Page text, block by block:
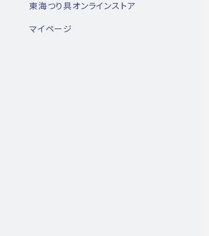
東海つり具オンラインストア
マイページ